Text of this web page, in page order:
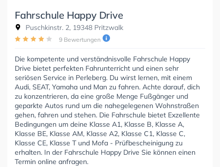
Fahrschule Happy Drive
Puschkinstr. 2, 19348 Pritzwalk
9 Bewertungen
Die kompetente und verständnisvolle Fahrschule Happy
Drive bietet perfekten Fahrunterricht und einen sehr
seriösen Service in Perleberg. Du wirst lernen, mit einem
Audi, SEAT, Yamaha und Man zu fahren. Achte darauf, dich
zu konzentrieren, da eine große Menge Fußgänger und
geparkte Autos rund um die nahegelegenen Wohnstraßen
gehen, fahren und stehen. Die Fahrschule bietet Exzellente
Bedingungen um deine Klasse A1, Klasse B, Klasse A,
Klasse BE, Klasse AM, Klasse A2, Klasse C1, Klasse C,
Klasse CE, Klasse T und Mofa - Prüfbescheinigung zu
erhalten. In der Fahrschule Happy Drive Sie können einen
Termin online anfragen.